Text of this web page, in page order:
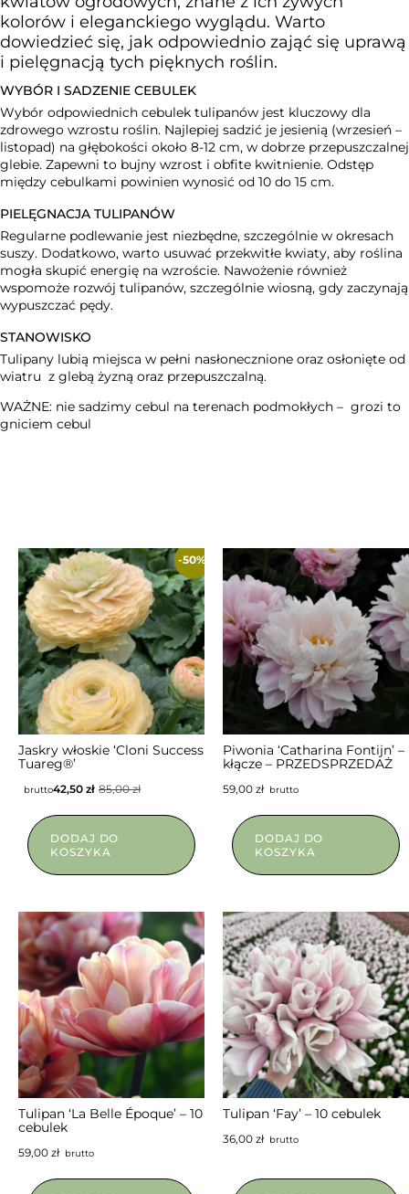
kolorów i eleganckiego wyglądu. Warto
dowiedzieć się, jak odpowiednio zająć się uprawą
i pielęgnacją tych pięknych roślin.
WYBÓR I SADZENIE CEBULEK
Wybór odpowiednich cebulek tulipanów jest kluczowy dla
zdrowego wzrostu roślin. Najlepiej sadzić je jesienią (wrzesień –
listopad) na głębokości około 8-12 cm, w dobrze przepuszczalnej
glebie. Zapewni to bujny wzrost i obfite kwitnienie. Odstęp
między cebulkami powinien wynosić od 10 do 15 cm.
PIELĘGNACJA TULIPANÓW
Regularne podlewanie jest niezbędne, szczególnie w okresach
suszy. Dodatkowo, warto usuwać przekwitłe kwiaty, aby roślina
mogła skupić energię na wzroście. Nawożenie również
wspomoże rozwój tulipanów, szczególnie wiosną, gdy zaczynają
wypuszczać pędy.
STANOWISKO
Tulipany lubią miejsca w pełni nasłonecznione oraz osłonięte od
wiatru z glebą żyzną oraz przepuszczalną.
WAŻNE: nie sadzimy cebul na terenach podmokłych – grozi to
gniciem cebul
-50%
NIEDOSTĘPNY
Jaskry włoskie ‘Cloni Success
Tuareg®’
85,00zł
42,50 zł
brutto
DODAJ DO
KOSZYKA
Piwonia ‘Catharina Fontijn’ –
kłącze – PRZEDSPRZEDAŻ
59,00 złbrutto
DODAJ DO
KOSZYKA
NIEDOSTĘPNY
Tulipan ‘La Belle Époque’ – 10
cebulek
59,00 złbrutto
Tulipan ‘Fay’ – 10 cebulek
36,00 złbrutto